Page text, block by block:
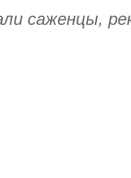
саженцы,